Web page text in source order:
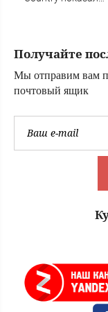
of Honor, в
звезда первой
Получайте
Мы отправим вам
почтовый ящик